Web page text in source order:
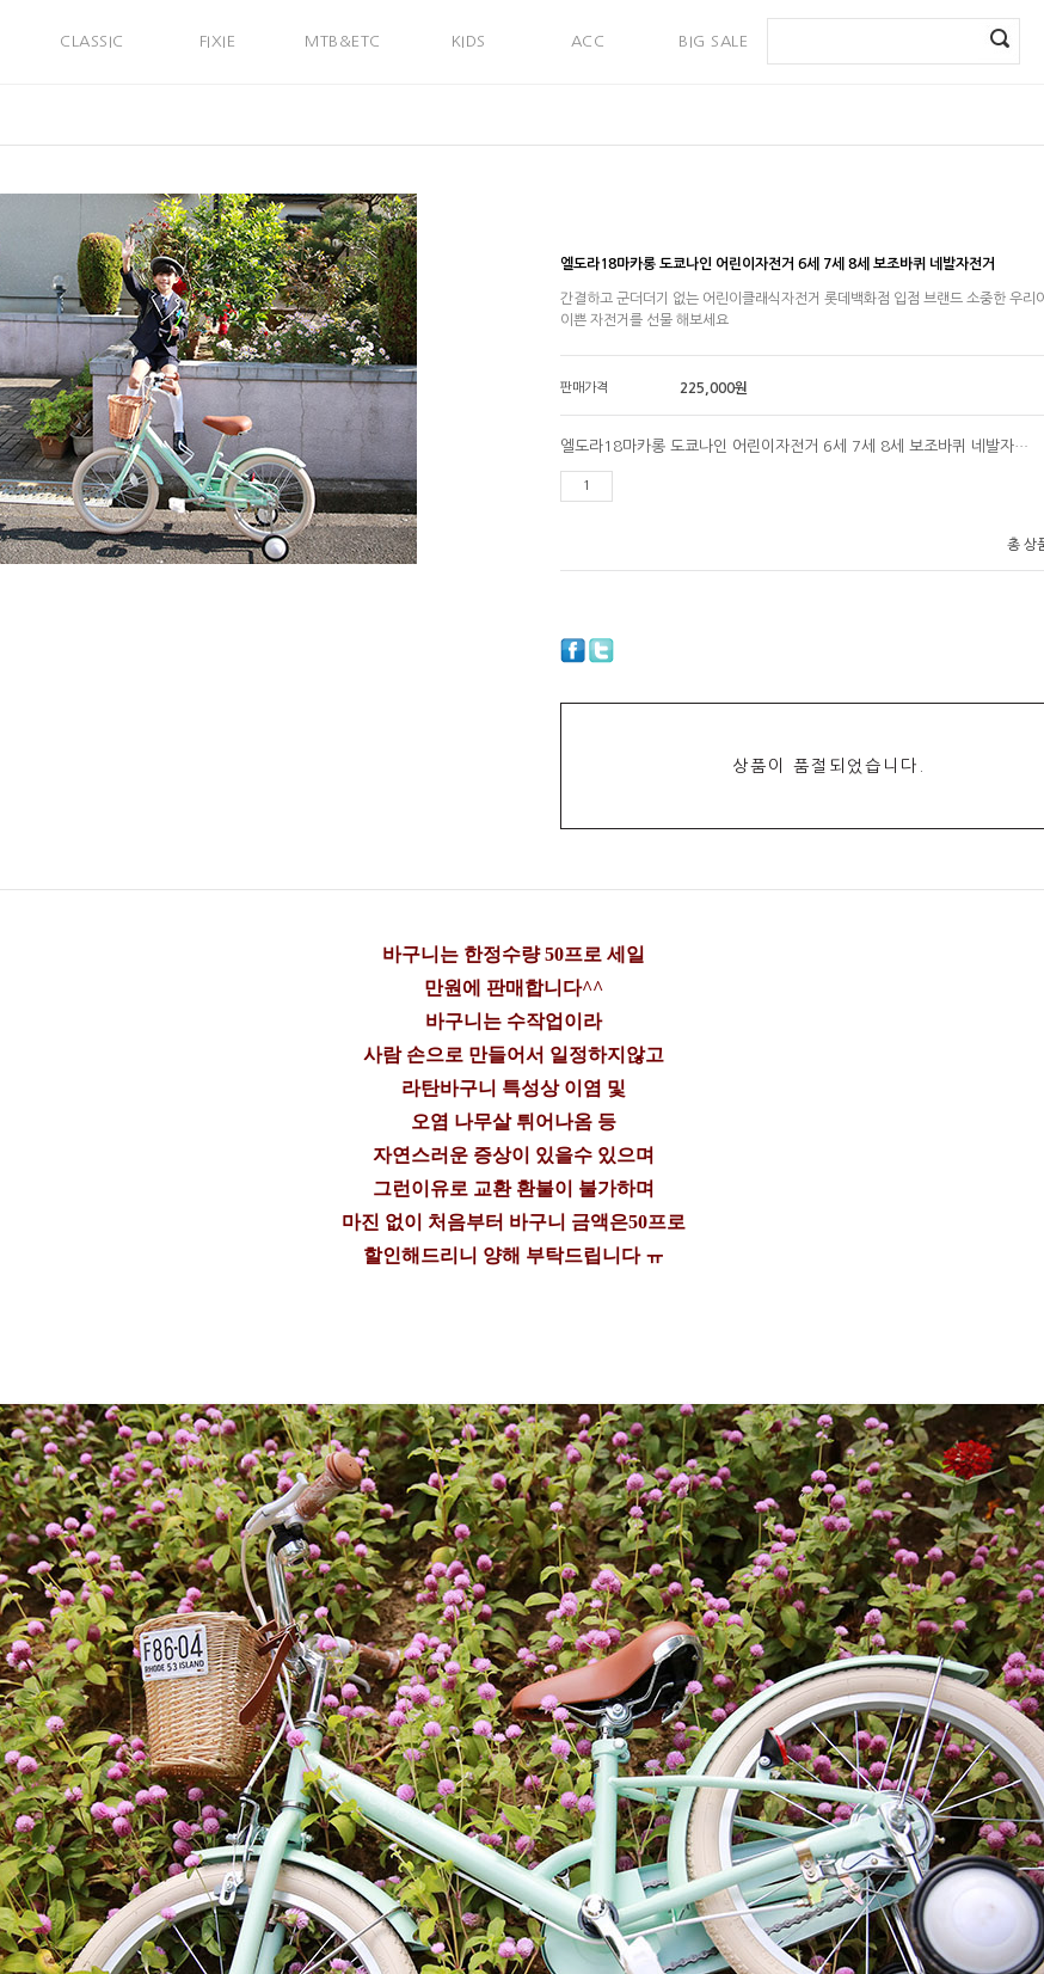
CLASSIC FIXIE MTB&ETC KIDS ACC BIG SALE
엘도라18마카롱 도쿄나인 어린이자전거 6세 7세 8세 보조바퀴 네발자전거
간결하고 군더더기 없는 어린이클래식자전거 롯데백화점 입점 브랜드 소중한 우리
이쁜 자전거를 선물 해보세요
판매가격 225,000원
엘도라18마카롱 도쿄나인 어린이자전거 6세 7세 8세 보조바퀴 네발자전거
총 상
상품이 품절되었습니다.
바구니는 한정수량 50프로 세일
만원에 판매합니다^^
바구니는 수작업이라
사람 손으로 만들어서 일정하지않고
라탄바구니 특성상 이염 및
오염 나무살 튀어나옴 등
자연스러운 증상이 있을수 있으며
그런이유로 교환 환불이 불가하며
마진 없이 처음부터 바구니 금액은50프로
할인해드리니 양해 부탁드립니다 ㅠ